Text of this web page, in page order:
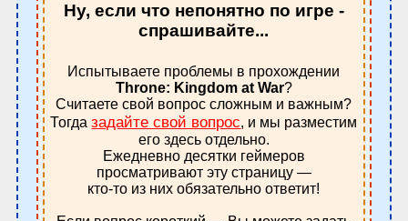
Ну, если что непонятно по игре -
спрашивайте...
Испытываете проблемы в прохождении
Throne: Kingdom at War?
Считаете свой вопрос сложным и важным?
Тогдазадайте свой вопрос, и мы разместим
его здесь отдельно.
Ежедневно десятки геймеров
просматривают эту страницу —
кто-то из них обязательно ответит!